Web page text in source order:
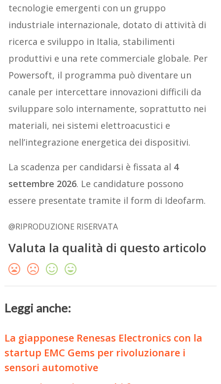
tecnologie emergenti con un gruppo
industriale internazionale, dotato di attività di
ricerca e sviluppo in Italia, stabilimenti
produttivi e una rete commerciale globale. Per
Powersoft, il programma può diventare un
canale per intercettare innovazioni difficili da
sviluppare solo internamente, soprattutto nei
materiali, nei sistemi elettroacustici e
nell’integrazione energetica dei dispositivi.
La scadenza per candidarsi è fissata al 4
settembre 2026. Le candidature possono
essere presentate tramite il form di Ideofarm.
@RIPRODUZIONE RISERVATA
Valuta la qualità di questo articolo
Leggi anche:
La giapponese Renesas Electronics con la
startup EMC Gems per rivoluzionare i
sensori automotive